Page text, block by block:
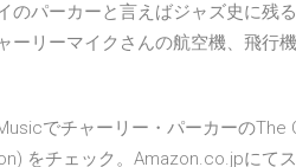
のパーカーと言えばジャズ史に残
ーリーマイクさんの航空機、飛行
でチャーリー・パーカーの
をチェック。Amazon.co.jpにて